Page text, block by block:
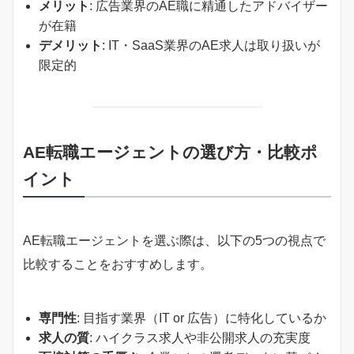
メリット : 広告業界のAE職に精通したアドバイザー
が在籍
デメリット : IT・SaaS業界のAE求人は取り扱いが
限定的
AE転職エージェントの選び方・比較ポ
イント
AE転職エージェントを選ぶ際は、以下の5つの視点で
比較することをおすすめします。
専門性: 目指す業界（IT or 広告）に特化しているか
求人の質: ハイクラス求人や非公開求人の充実度